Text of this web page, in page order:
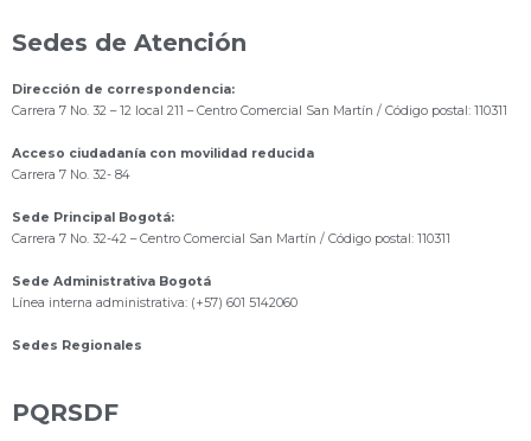
Sedes de Atención
Dirección de correspondencia:
Carrera 7 No. 32 – 12 local 211 – Centro Comercial San Martín / Código postal: 110311
Acceso ciudadanía con movilidad reducida
Carrera 7 No. 32- 84
Sede Principal Bogotá:
Carrera 7 No. 32-42 – Centro Comercial San Martín / Código postal: 110311
Sede Administrativa Bogotá
Línea interna administrativa: (+57) 601 5142060
Sedes Regionales
PQRSDF